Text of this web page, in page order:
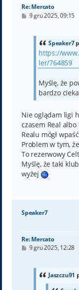
Re: Mercato
P9 gru 2025, 09:15
Speaker7
https://
ler/764859
Myślę, że
bardzo
Nie oglądam ligi
czasem Real
Realu mógł
Problem w tym,
To rezerwowy
Myślę, że taki
wyżej
Speaker7
Re: Mercato
P9 gru 2025, 12:28
Jaszczu91